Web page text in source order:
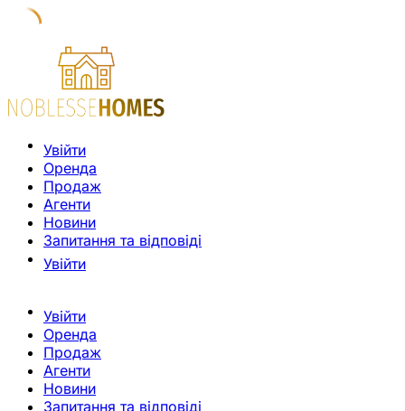
Увійти
Оренда
Продаж
Агенти
Новини
Запитання та відповіді
Увійти
Увійти
Оренда
Продаж
Агенти
Новини
Запитання та відповіді